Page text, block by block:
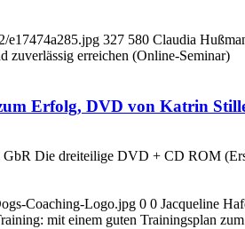
e17474a285.jpg 327 580 Claudia
zuverlässig erreichen (Online-Seminar)
Erfolg, DVD von Katrin
Die dreiteilige DVD + CD ROM
Coaching-Logo.jpg 0 0 Jacqueline
mit einem guten Trainingsplan